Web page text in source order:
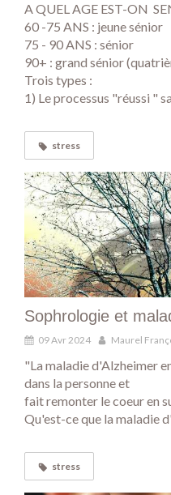
A QUEL AGE EST-ON
60 -75 ANS : jeune sénior
75 - 90 ANS : sénior
90+ : grand sénior
Trois types :
1) Le processus "réussi "
stress
Sophrologie et
09 Avr 2024 Maurel
"La maladie d'Alzheimer
dans la personne et
fait remonter le coeur en
Qu'est-ce que la maladie
stress